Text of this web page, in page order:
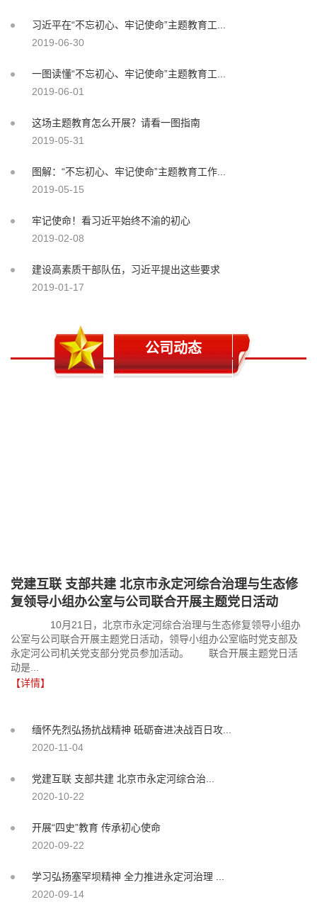
习近平在“不忘初心、牢记使命”主题教育工...
2019-06-30
一图读懂“不忘初心、牢记使命”主题教育工...
2019-06-01
这场主题教育怎么开展？请看一图指南
2019-05-31
图解：“不忘初心、牢记使命”主题教育工作...
2019-05-15
牢记使命！看习近平始终不渝的初心
2019-02-08
建设高素质干部队伍，习近平提出这些要求
2019-01-17
公司动态
党建互联 支部共建 北京市永定河综合治理与生态修
复领导小组办公室与公司联合开展主题党日活动
10月21日，北京市永定河综合治理与生态修复领导小组办
公室与公司联合开展主题党日活动，领导小组办公室临时党支部及
永定河公司机关党支部分党员参加活动。 联合开展主题党日活
动是...
【详情】
缅怀先烈弘扬抗战精神 砥砺奋进决战百日攻...
2020-11-04
党建互联 支部共建 北京市永定河综合治...
2020-10-22
开展“四史”教育 传承初心使命
2020-09-22
学习弘扬塞罕坝精神 全力推进永定河治理 ...
2020-09-14